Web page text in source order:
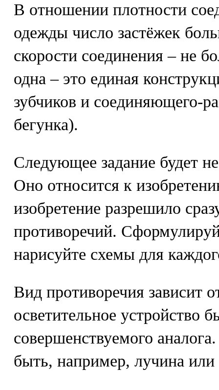
В отношении плотности
одежды число застёжек
скорости соединения – не
одна – это единая
зубчиков и соединяющего-
бегунка).
Следующее задание будет
Оно относится к
изобретение разрешило
противоречий.
нарисуйте схемы для
Вид противоречия зависит
осветительное устройство
совершенствуемого
быть, например, лучина